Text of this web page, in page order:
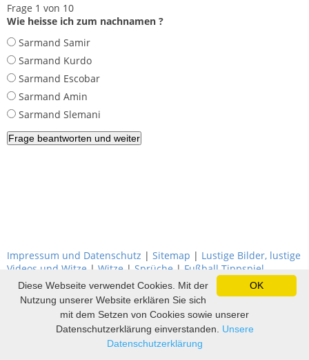
Frage 1 von 10
Wie heisse ich zum nachnamen ?
Sarmand Samir
Sarmand Kurdo
Sarmand Escobar
Sarmand Amin
Sarmand Slemani
Impressum und Datenschutz | Sitemap | Lustige Bilder, lustige
Videos und Witze | Witze | Sprüche | Fußball Tippspiel
OK
Diese Webseite verwendet Cookies. Mit der
Nutzung unserer Website erklären Sie sich
mit dem Setzen von Cookies sowie unserer
Datenschutzerklärung einverstanden. Unsere
Datenschutzerklärung